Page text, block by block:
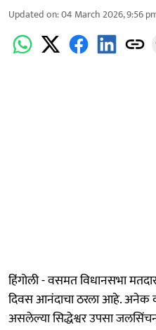
Updated on:04 March 2026, 9:56
हिंगोली - वसमत विधानसभा
दिवस आनंदाचा ठरला आहे. अनेक
असलेल्या सिद्धेश्वर उपसा